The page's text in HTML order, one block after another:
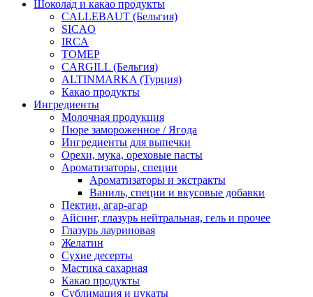
Шоколад и какао продукты
CALLEBAUT (Бельгия)
SICAO
IRCA
ТОМЕР
CARGILL (Бельгия)
ALTINMARKA (Турция)
Какао продукты
Ингредиенты
Молочная продукция
Пюре замороженное / Ягода
Ингредиенты для выпечки
Орехи, мука, ореховые пасты
Ароматизаторы, специи
Ароматизаторы и экстракты
Ваниль, специи и вкусовые добавки
Пектин, агар-агар
Айсинг, глазурь нейтральная, гель и прочее
Глазурь лауриновая
Желатин
Сухие десерты
Мастика сахарная
Какао продукты
Сублимация и цукаты